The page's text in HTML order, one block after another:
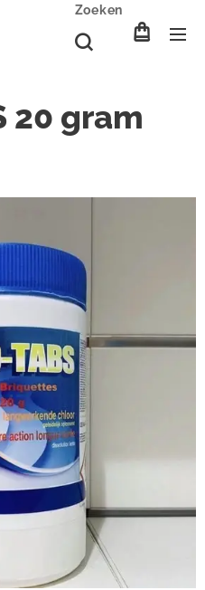
Zoeken
20 gram